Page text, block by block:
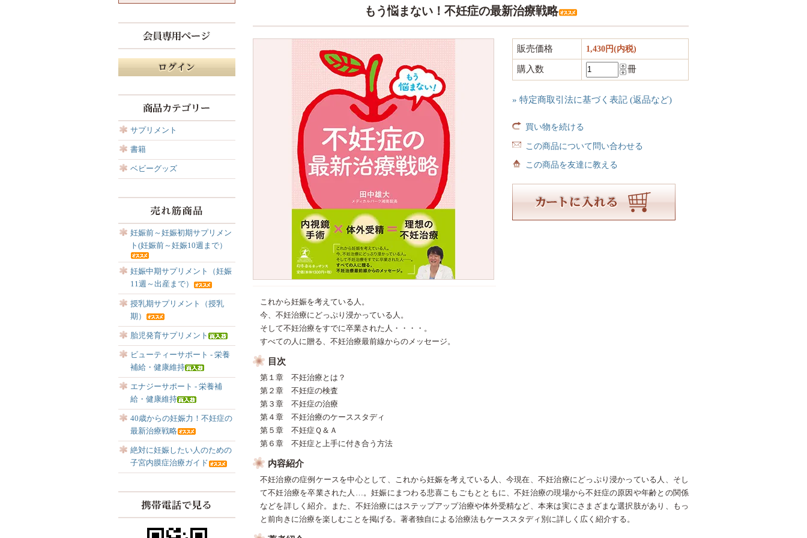
もう悩まない！不妊症の最新治療戦略
販売価格 1,430円(内税)
購入数 冊
» 特定商取引法に基づく表記 (返品など)
買い物を続ける
この商品について問い合わせる
この商品を友達に教える
これから妊娠を考えている人。
今、不妊治療にどっぷり浸かっている人。
そして不妊治療をすでに卒業された人・・・・。
すべての人に贈る、不妊治療最前線からのメッセージ。
目次
第１章 不妊治療とは？
第２章 不妊症の検査
第３章 不妊症の治療
第４章 不妊治療のケーススタディ
第５章 不妊症Ｑ＆Ａ
第６章 不妊症と上手に付き合う方法
内容紹介
不妊治療の症例ケースを中心として、これから妊娠を考えている人、今現在、不妊治療にどっぷり浸かっている人、そし
て不妊治療を卒業された人…。妊娠にまつわる悲喜こもごもとともに、不妊治療の現場から不妊症の原因や年齢との関係
などを詳しく紹介。また、不妊治療にはステップアップ治療や体外受精など、本来は実にさまざまな選択肢があり、もっ
と前向きに治療を楽しむことを掲げる。著者独自による治療法もケーススタディ別に詳しく広く紹介する。
サプリメント
書籍
ベビーグッズ
妊娠前～妊娠初期サプリメン
ト(妊娠前～妊娠10週まで）
妊娠中期サプリメント（妊娠
11週～出産まで）
授乳期サプリメント（授乳
期）
胎児発育サプリメント
ビューティーサポート - 栄養
補給・健康維持
エナジーサポート - 栄養補
給・健康維持
40歳からの妊娠力！不妊症の
最新治療戦略
絶対に妊娠したい人のための
子宮内膜症治療ガイド